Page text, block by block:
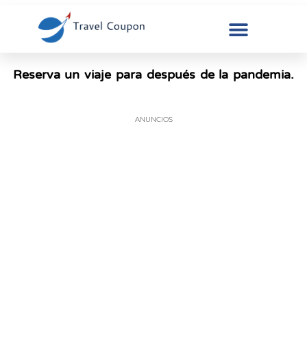
Reserva un viaje para después de la pandemia.
ANUNCIOS